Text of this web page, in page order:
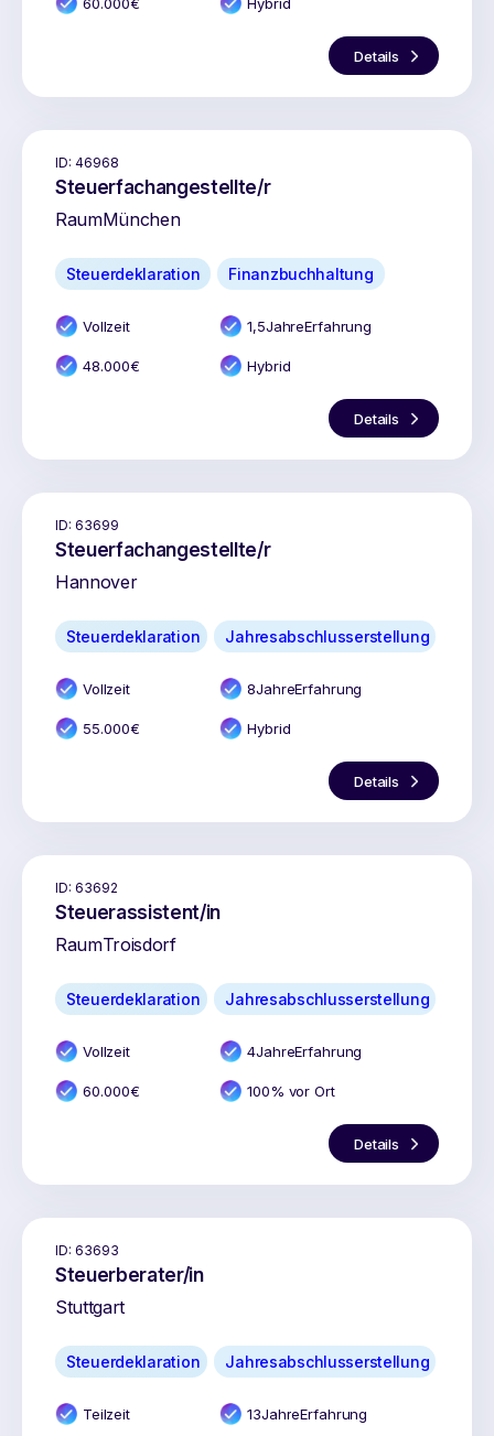
Details
ID: 46968
Steuerfachangestellte/r
RaumMünchen
Steuerdeklaration Finanzbuchhaltung
Vollzeit 1,5JahreErfahrung
48.000€ Hybrid
Details
ID: 63699
Steuerfachangestellte/r
Hannover
Steuerdeklaration Jahresabschlusserstellung
Vollzeit 8JahreErfahrung
55.000€ Hybrid
Details
ID: 63692
Steuerassistent/in
RaumTroisdorf
Steuerdeklaration Jahresabschlusserstellung
Vollzeit 4JahreErfahrung
60.000€ 100% vor Ort
Details
ID: 63693
Steuerberater/in
Stuttgart
Steuerdeklaration Jahresabschlusserstellung
Teilzeit 13JahreErfahrung